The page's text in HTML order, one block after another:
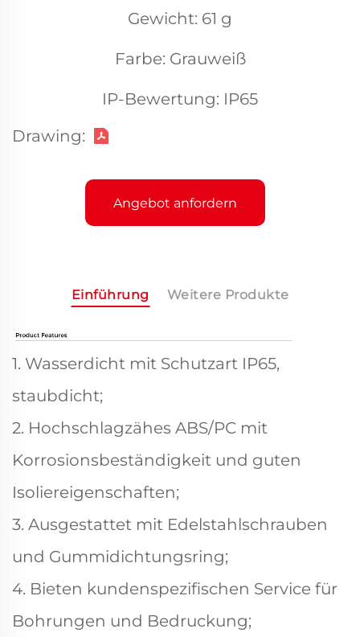
Gewicht: 61 g
Farbe: Grauweiß
IP-Bewertung: IP65
Drawing:
Angebot anfordern
Einführung Weitere Produkte
1. Wasserdicht mit Schutzart IP65,
staubdicht;
2. Hochschlagzähes ABS/PC mit
Korrosionsbeständigkeit und guten
Isoliereigenschaften;
3. Ausgestattet mit Edelstahlschrauben
und Gummidichtungsring;
4. Bieten kundenspezifischen Service für
Bohrungen und Bedruckung;